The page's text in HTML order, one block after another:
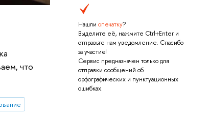
Нашли опечатку?
Выделите её, нажмите Ctrl+Enter и
отправьте нам уведомление. Спасибо
за участие!
Сервис предназначен только для
отправки сообщений об
орфографических и пунктуационных
ошибках.
что